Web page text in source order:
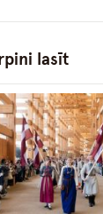
lasīt